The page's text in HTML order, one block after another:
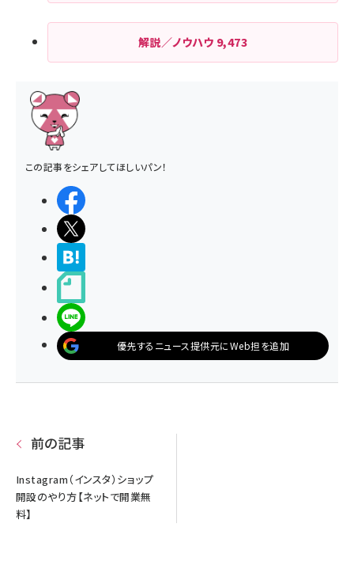
解説／ノウハウ 9,473
この記事をシェアしてほしいパン！
優先するニュース提供元にWeb担を追加
前の記事
Instagram（インスタ）ショップ
開設のやり方【ネットで開業無
料】